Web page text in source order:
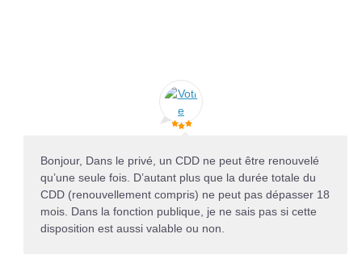
Bonjour, Dans le privé, un CDD ne peut être renouvelé
qu’une seule fois. D’autant plus que la durée totale du
CDD (renouvellement compris) ne peut pas dépasser 18
mois. Dans la fonction publique, je ne sais pas si cette
disposition est aussi valable ou non.